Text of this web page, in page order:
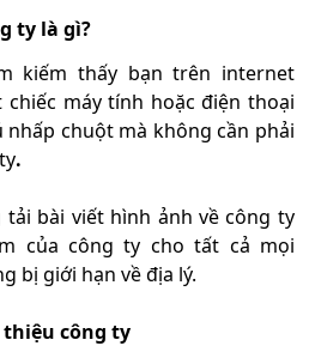
ty là gì?
kiếm thấy bạn trên internet
máy tính hoặc điện thoại
chuột mà không cần phải
.
bài viết hình ảnh về công ty
của công ty cho tất cả mọi
bị giới hạn về địa lý.
công ty